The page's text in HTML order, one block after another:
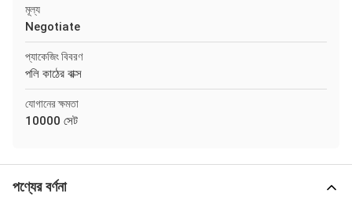
মূল্য
Negotiate
প্যাকেজিং বিবরণ
পলি কাঠের বাক্স
যোগানের ক্ষমতা
10000 সেট
পণ্যের বর্ণনা